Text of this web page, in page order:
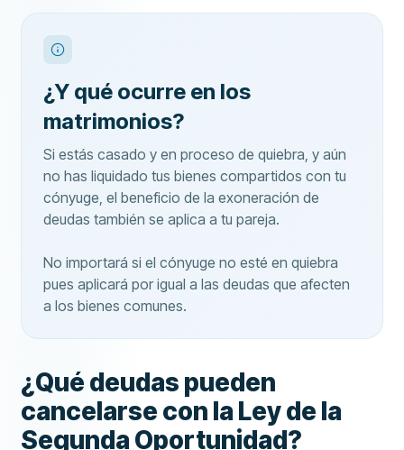
¿Y qué ocurre en los
matrimonios?
Si estás casado y en proceso de quiebra, y aún
no has liquidado tus bienes compartidos con tu
cónyuge, el beneficio de la exoneración de
deudas también se aplica a tu pareja.
No importará si el cónyuge no esté en quiebra
pues aplicará por igual a las deudas que afecten
a los bienes comunes.
¿Qué deudas pueden
cancelarse con la Ley de la
Segunda Oportunidad?